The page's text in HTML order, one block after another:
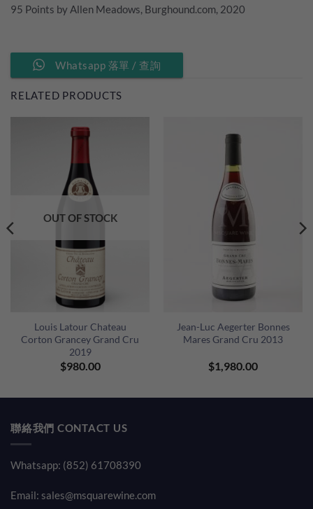
95 Points by Allen Meadows, Burghound.com, 2020
Whatsapp 落單 / 查詢
RELATED PRODUCTS
OUT OF STOCK
Louis Latour Chateau
Corton Grancey Grand Cru
2019
$980.00
Jean-Luc Aegerter Bonnes
Mares Grand Cru 2013
$1,980.00
聯絡我們 CONTACT US
Whatsapp: (852) 61708390
Email: sales@msquarewine.com